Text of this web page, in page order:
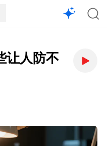
让人防不